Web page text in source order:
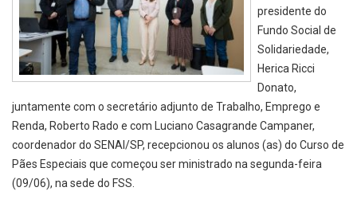
presidente do
Fundo Social de
Solidariedade,
Herica Ricci
Donato,
juntamente com o secretário adjunto de Trabalho, Emprego e
Renda, Roberto Rado e com Luciano Casagrande Campaner,
coordenador do SENAI/SP, recepcionou os alunos (as) do Curso de
Pães Especiais que começou ser ministrado na segunda-feira
(09/06), na sede do FSS.